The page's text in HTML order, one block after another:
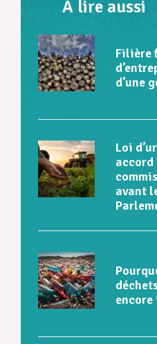
À lire aussi
Filière
d’une
Loi
accord
avant
encore